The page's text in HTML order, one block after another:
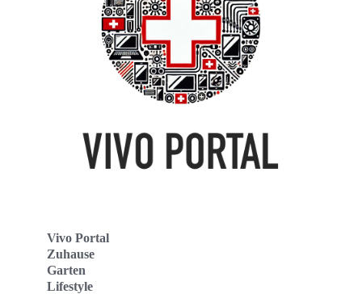
Vivo Portal
Zuhause
Garten
Lifestyle